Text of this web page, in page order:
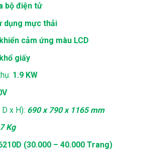
bộ điện tử
dụng mực thải
cảm ứng màu LCD
giấy
1.9 KW
x H): 690 x 790 x 1165 mm
Kg
(30.000 – 40.000 Trang)